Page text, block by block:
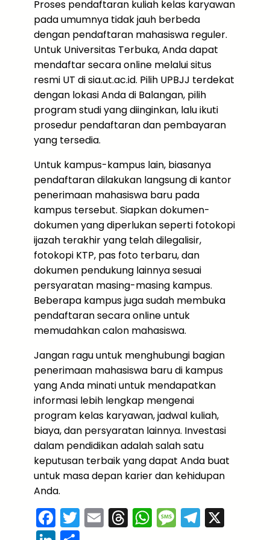
Proses pendaftaran kuliah kelas karyawan
pada umumnya tidak jauh berbeda
dengan pendaftaran mahasiswa reguler.
Untuk Universitas Terbuka, Anda dapat
mendaftar secara online melalui situs
resmi UT di sia.ut.ac.id. Pilih UPBJJ terdekat
dengan lokasi Anda di Balangan, pilih
program studi yang diinginkan, lalu ikuti
prosedur pendaftaran dan pembayaran
yang tersedia.
Untuk kampus-kampus lain, biasanya
pendaftaran dilakukan langsung di kantor
penerimaan mahasiswa baru pada
kampus tersebut. Siapkan dokumen-
dokumen yang diperlukan seperti fotokopi
ijazah terakhir yang telah dilegalisir,
fotokopi KTP, pas foto terbaru, dan
dokumen pendukung lainnya sesuai
persyaratan masing-masing kampus.
Beberapa kampus juga sudah membuka
pendaftaran secara online untuk
memudahkan calon mahasiswa.
Jangan ragu untuk menghubungi bagian
penerimaan mahasiswa baru di kampus
yang Anda minati untuk mendapatkan
informasi lebih lengkap mengenai
program kelas karyawan, jadwal kuliah,
biaya, dan persyaratan lainnya. Investasi
dalam pendidikan adalah salah satu
keputusan terbaik yang dapat Anda buat
untuk masa depan karier dan kehidupan
Anda.
F T E T W M T